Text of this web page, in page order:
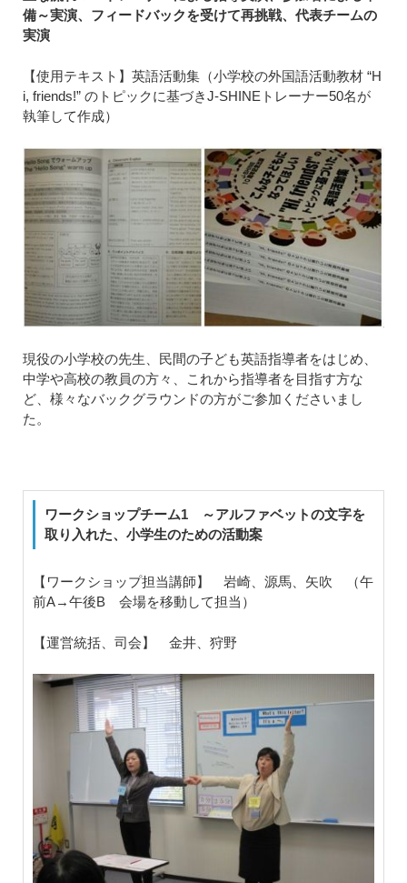
備～実演、フィードバックを受けて再挑戦、代表チームの
実演
【使用テキスト】英語活動集（小学校の外国語活動教材 “H
i, friends!” のトピックに基づきJ-SHINEトレーナー50名が
執筆して作成）
現役の小学校の先生、民間の子ども英語指導者をはじめ、
中学や高校の教員の方々、これから指導者を目指す方な
ど、様々なバックグラウンドの方がご参加くださいまし
た。
ワークショップチーム1 ～アルファベットの文字を
取り入れた、小学生のための活動案
【ワークショップ担当講師】 岩崎、源馬、矢吹 （午
前A→午後B 会場を移動して担当）
【運営統括、司会】 金井、狩野